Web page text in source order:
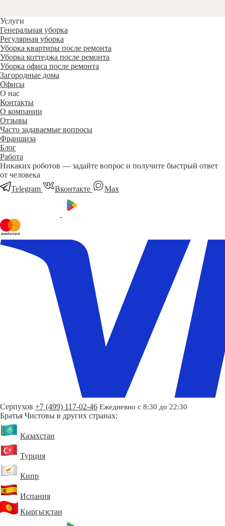
Услуги
Генеральная уборка
Регулярная уборка
Уборка квартиры после ремонта
Уборка коттеджа после ремонта
Уборка офиса после ремонта
Загородные дома
Офисы
О нас
Контакты
О компании
Отзывы
Часто задаваемые вопросы
Франшиза
Блог
Работа
Никаких роботов — задайте вопрос и получите быстрый ответ
от человека
Telegram
Вконтакте Мах
Серпухов +7 (499) 117-02-46 Ежедневно с 8:30 до 22:30
Братья Чистовы в других странах:
Казахстан
Турция
Кипр
Испания
Кыргызстан